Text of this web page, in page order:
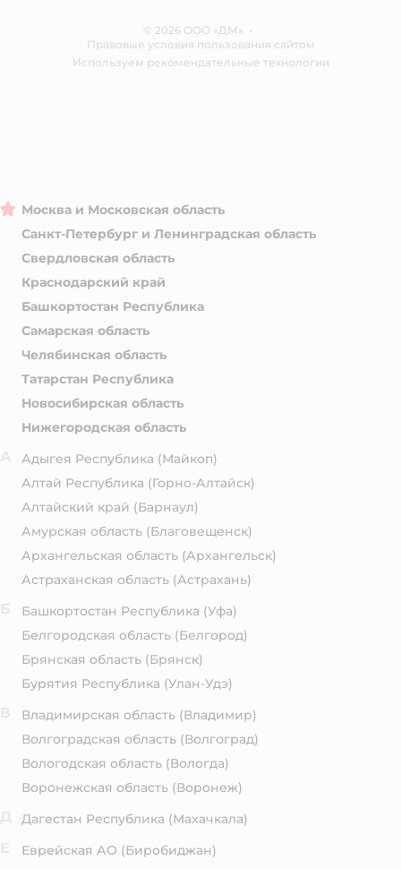
Блог
© 2026 ООО «ДМ» •
Правовые условия пользования сайтом
Используем рекомендательные технологии
Москва и Московская область
Санкт-Петербург и Ленинградская область
Свердловская область
Краснодарский край
Башкортостан Республика
Самарская область
Челябинская область
Татарстан Республика
Новосибирская область
Нижегородская область
Адыгея Республика (Майкоп)
Алтай Республика (Горно-Алтайск)
Алтайский край (Барнаул)
Амурская область (Благовещенск)
Архангельская область (Архангельск)
Астраханская область (Астрахань)
Башкортостан Республика (Уфа)
Белгородская область (Белгород)
Брянская область (Брянск)
Бурятия Республика (Улан-Удэ)
Владимирская область (Владимир)
Волгоградская область (Волгоград)
Вологодская область (Вологда)
Воронежская область (Воронеж)
Дагестан Республика (Махачкала)
Еврейская АО (Биробиджан)